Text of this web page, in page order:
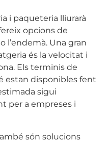
i paqueteria lliurarà
opcions de
l’endemà. Una gran
és la velocitat i
Els terminis de
estan disponibles fent
sigui
per a empreses i
són solucions